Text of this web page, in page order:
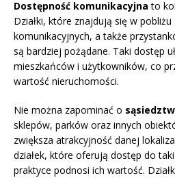
Dostępność komunikacyjna to
Działki, które znajdują się w pobliżu
komunikacyjnych, a także
są bardziej pożądane. Taki dostęp
mieszkańców i użytkowników, co
wartość nieruchomości.
Nie można zapominać o
sklepów, parków oraz innych
zwiększa atrakcyjność danej
działek, które oferują dostęp do
praktyce podnosi ich wartość.